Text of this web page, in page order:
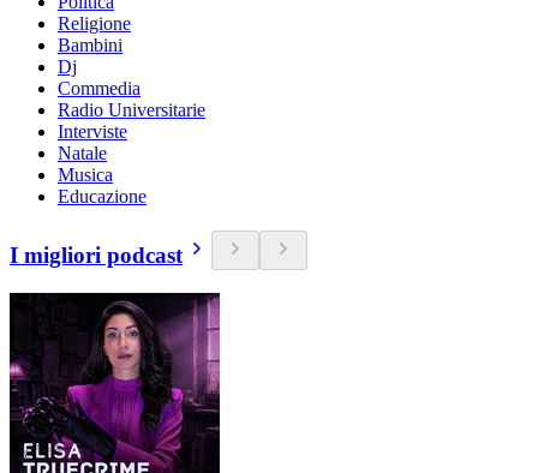
Religione
Bambini
Dj
Commedia
Radio Universitarie
Interviste
Natale
Musica
Educazione
I migliori podcast